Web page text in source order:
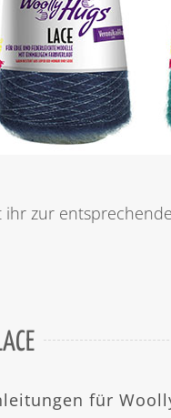
zur
für